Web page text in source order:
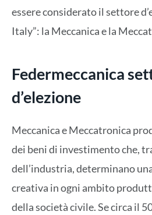
essere considerato il settore
Italy”: la Meccanica e la
Federmeccanica
d’elezione
Meccanica e Meccatronica
dei beni di investimento che,
dell’industria, determinano
creativa in ogni ambito
della società civile. Se circa il